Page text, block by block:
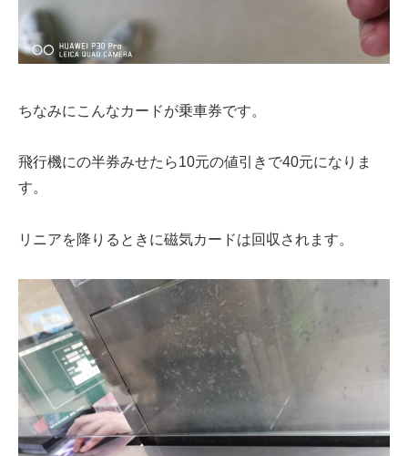
ちなみにこんなカードが乗車券です。
飛行機にの半券みせたら10元の値引きで40元になりま
す。
リニアを降りるときに磁気カードは回収されます。